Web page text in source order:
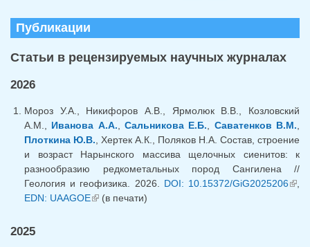
Публикации
Статьи в рецензируемых научных журналах
2026
Мороз У.А., Никифоров А.В., Ярмолюк В.В., Козловский
А.М., Иванова А.А. ,Сальникова Е.Б. Саватенков В.М.
Плоткина Ю.В. , Хертек А.К., Поляков Н.А. Cостав, строение
и возраст Нарынского массива щелочных сиенитов: к
разнообразию редкометальных пород Сангилена //
Геология и геофизика. 2026. DOI: 10.15372/GiG2025206
EDN: UAAGOE(внешняя ссылка)
(в печати)
2025